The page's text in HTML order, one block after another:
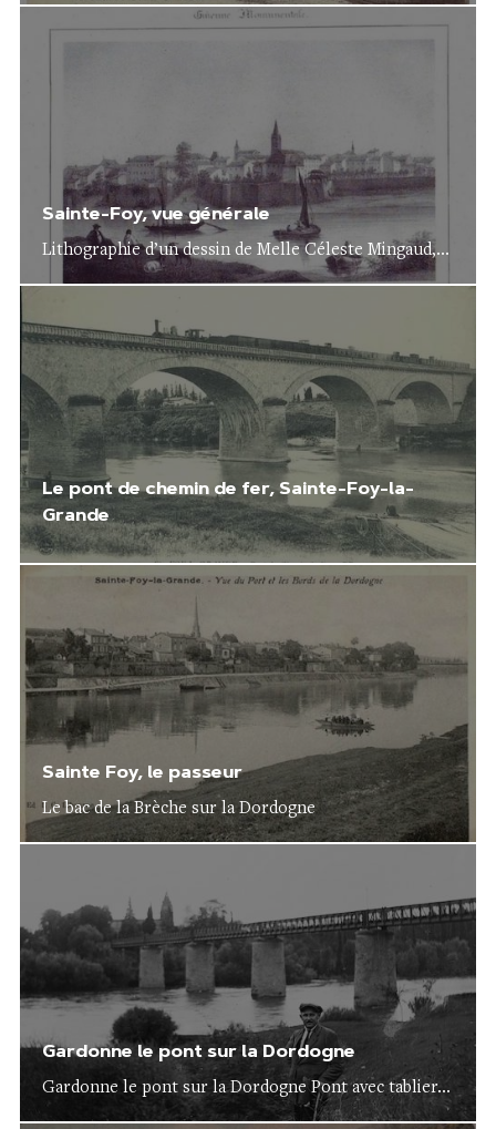
Sainte-Foy, vue générale
Lithographie d’un dessin de Melle Céleste Mingaud,...
Le pont de chemin de fer, Sainte-Foy-la-
Grande
Sainte Foy, le passeur
Le bac de la Brèche sur la Dordogne
Gardonne le pont sur la Dordogne
Gardonne le pont sur la Dordogne Pont avec tablier...